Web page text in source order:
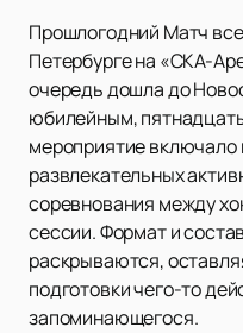
Прошлогодний Матч
Петербурге на «СКА-
очередь дошла до
юбилейным,
мероприятие
развлекательных
соревнования между
сессии. Формат и
раскрываются,
подготовки чего-то
запоминающегося.